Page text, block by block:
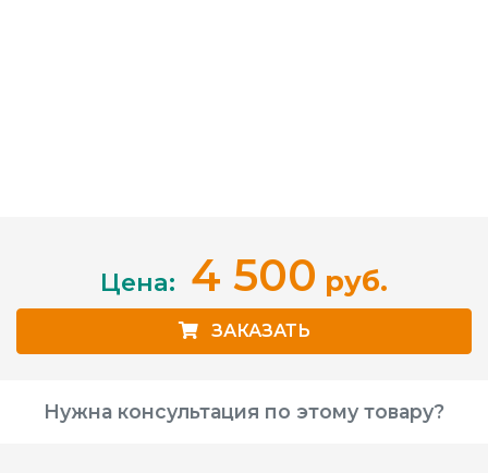
Цена: 4 500 руб.
ЗАКАЗАТЬ
Нужна консультация по этому товару?